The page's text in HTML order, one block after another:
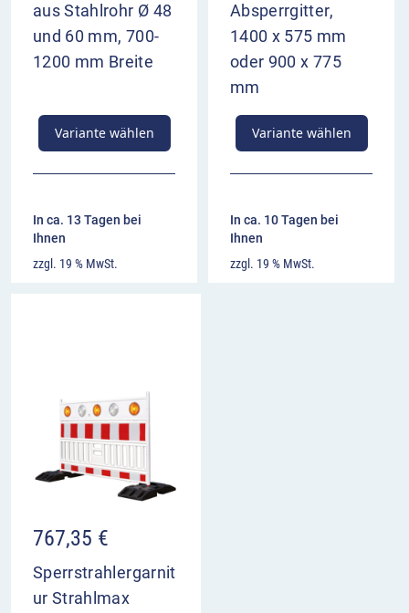
aus Stahlrohr Ø 48
und 60 mm, 700-
1200 mm Breite
Variante wählen
In ca. 13 Tagen bei
Ihnen
zzgl. 19 % MwSt.
Absperrgitter,
1400 x 575 mm
oder 900 x 775
mm
Variante wählen
In ca. 10 Tagen bei
Ihnen
zzgl. 19 % MwSt.
767,35 €
Sperrstrahlergarnit
ur Strahlmax